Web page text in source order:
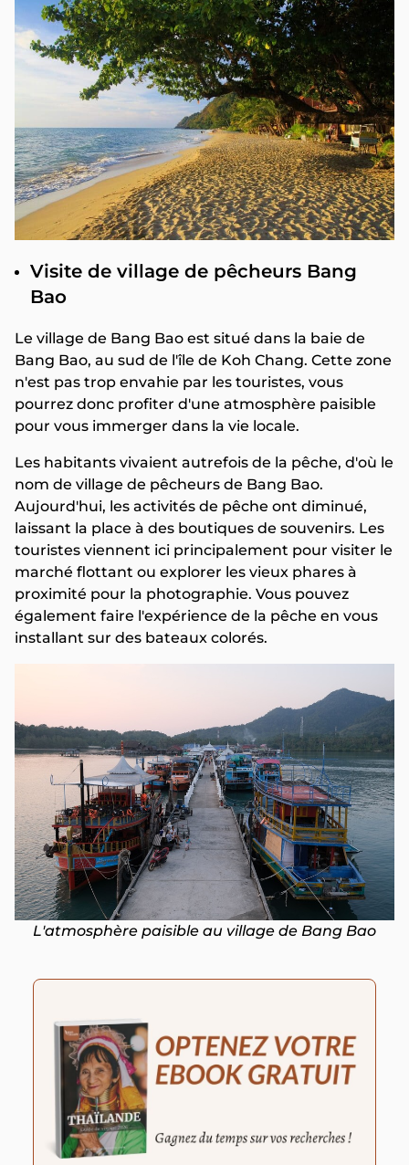
Visite de village de pêcheurs Bang
Bao
Le village de Bang Bao est situé dans la baie de
Bang Bao, au sud de l'île de Koh Chang. Cette zone
n'est pas trop envahie par les touristes, vous
pourrez donc profiter d'une atmosphère paisible
pour vous immerger dans la vie locale.
Les habitants vivaient autrefois de la pêche, d'où le
nom de village de pêcheurs de Bang Bao.
Aujourd'hui, les activités de pêche ont diminué,
laissant la place à des boutiques de souvenirs. Les
touristes viennent ici principalement pour visiter le
marché flottant ou explorer les vieux phares à
proximité pour la photographie. Vous pouvez
également faire l'expérience de la pêche en vous
installant sur des bateaux colorés.
L'atmosphère paisible au village de Bang Bao